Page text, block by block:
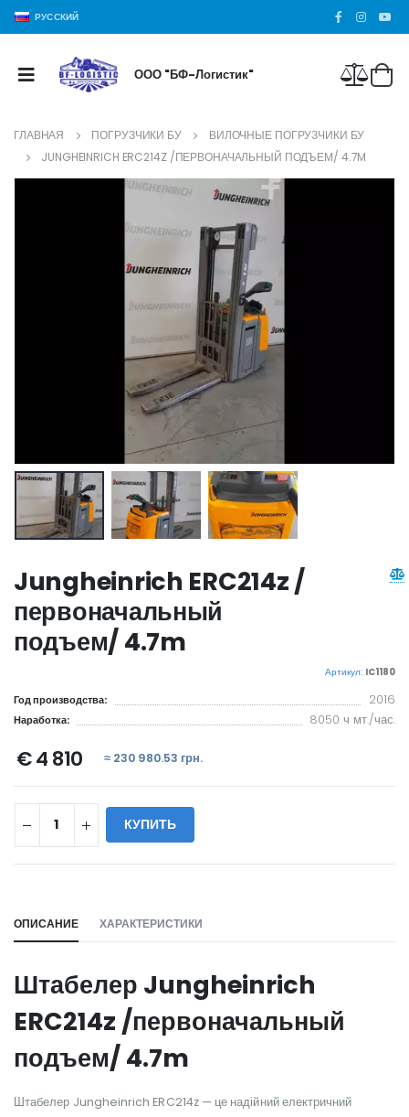
РУССКИЙ
ООО "БФ-Логистик"
ГЛАВНАЯ ПОГРУЗЧИКИ БУ
ВИЛОЧНЫЕ ПОГРУЗЧИКИ БУ
JUNGHEINRICH ERC214Z /ПЕРВОНАЧАЛЬНЫЙ ПОДЪЕМ/ 4.7M
Jungheinrich ERC214z /
первоначальный
подъем/ 4.7m
Артикул: IC1180
Год производства: 2016
Наработка: 8050 ч мт./час.
€ 4 810 ≈ 230 980.53 грн.
КУПИТЬ
ОПИСАНИЕ ХАРАКТЕРИСТИКИ
Штабелер Jungheinrich
ERC214z /первоначальный
подъем/ 4.7m
Штабелер Jungheinrich ERC214z — це надійний електричний